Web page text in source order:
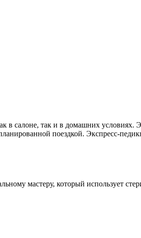
в салоне, так и в домашних
поездкой. Экспресс-
мастеру, который использует